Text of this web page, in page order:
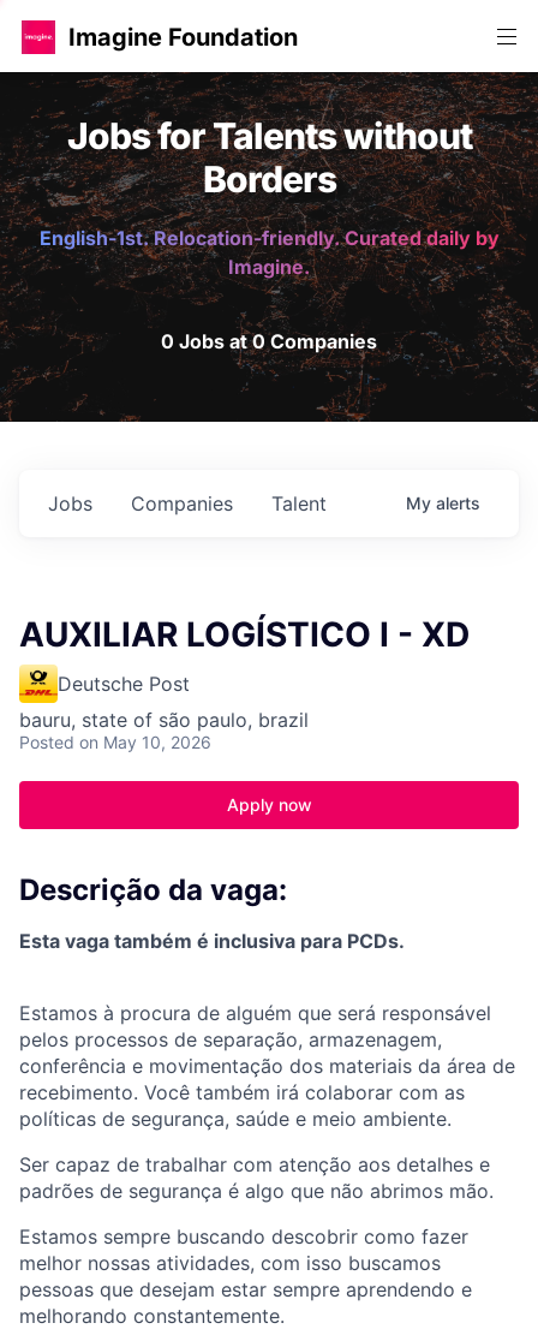
Imagine Foundation
Jobs for Talents without
Borders
English-1st. Relocation-friendly. Curated daily by
Imagine.
0 Jobs at 0 Companies
Jobs Companies Talent My alerts
AUXILIAR LOGÍSTICO I - XD
Deutsche Post
bauru, state of são paulo, brazil
Posted on May 10, 2026
Apply now
Descrição da vaga:
Esta vaga também é inclusiva para PCDs.
Estamos à procura de alguém que será responsável
pelos processos de separação, armazenagem,
conferência e movimentação dos materiais da área de
recebimento. Você também irá colaborar com as
políticas de segurança, saúde e meio ambiente.
Ser capaz de trabalhar com atenção aos detalhes e
padrões de segurança é algo que não abrimos mão.
Estamos sempre buscando descobrir como fazer
melhor nossas atividades, com isso buscamos
pessoas que desejam estar sempre aprendendo e
melhorando constantemente.